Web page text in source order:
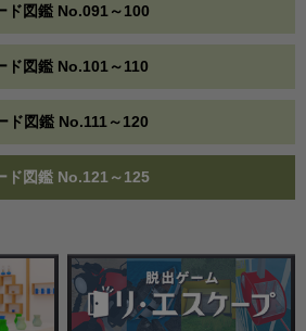
ド図鑑 No.091～100
ド図鑑 No.101～110
ド図鑑 No.111～120
ド図鑑 No.121～125